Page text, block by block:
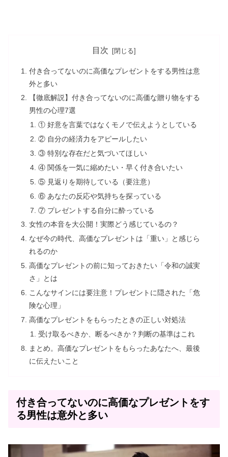
目次
付き合ってないのに高価なプレゼントをする男性は意
外と多い
【徹底解説】付き合ってないのに高価な贈り物をする
男性の心理7選
① 好意を言葉ではなくモノで伝えようとしている
② 自分の経済力をアピールしたい
③ 特別な存在だと気づいてほしい
④ 関係を一気に縮めたい・早く付き合いたい
⑤ 見返りを期待している（要注意）
⑥ あなたの反応や気持ちを探っている
⑦ プレゼントする自分に酔っている
女性の本音を大公開！実際どう感じているの？
なぜ今の時代、高価なプレゼントは「重い」と感じら
れるのか
高価なプレゼントの前に知っておきたい「令和の誠実
さ」とは
こんなサインには要注意！プレゼントに隠された「危
険な心理」
高価なプレゼントをもらったときの正しい対処法
受け取るべきか、断るべきか？判断の基準はこれ
まとめ。高価なプレゼントをもらったあなたへ、最後
に伝えたいこと
付き合ってないのに高価なプレゼントをす
る男性は意外と多い